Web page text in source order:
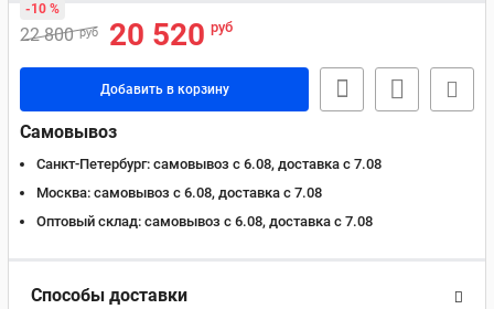
22 800 руб 20 520 руб
-10 %
Добавить в корзину
Самовывоз
Санкт-Петербург: самовывоз с 6.08, доставка c 7.08
Москва: самовывоз с 6.08, доставка c 7.08
Оптовый склад: самовывоз с 6.08, доставка c 7.08
Способы доставки